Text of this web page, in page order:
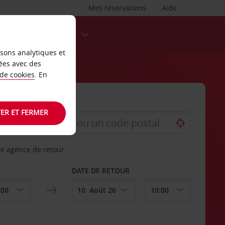
Aide
Mes réservations
agence de retour
DATE DE RETOUR
analytiques et
avec des
cookies. En
ET FERMER